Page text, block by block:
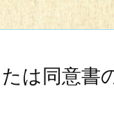
は同意書